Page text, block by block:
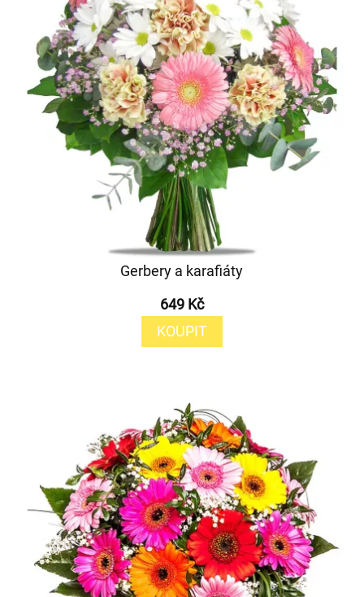
Gerbery a karafiáty
649 Kč
KOUPIT